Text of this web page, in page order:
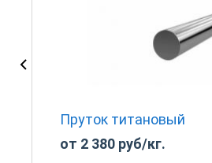
Пруток титановый
от 2 380 руб/кг.